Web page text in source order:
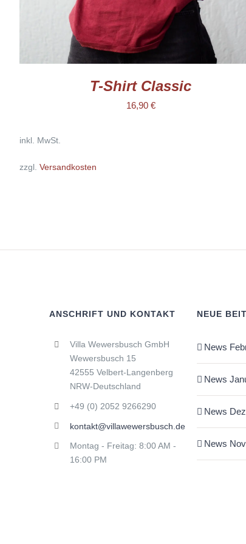
GEWÄHLT
WERDEN
T-Shirt Classic
16,90 €
inkl. MwSt.
zzgl. Versandkosten
ANSCHRIFT UND KONTAKT
Villa Wewersbusch GmbH
Wewersbusch 15
42555 Velbert-Langenberg
NRW-Deutschland
+49 (0) 2052 9266290
kontakt@villawewersbusch.de
Montag - Freitag: 8:00 AM -
16:00 PM
NEUE
News
News
News
News